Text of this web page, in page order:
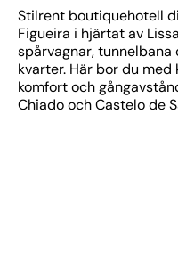
Stilrent boutiquehotell
Figueira i hjärtat av
spårvagnar,
kvarter. Här bor du
komfort och
Chiado och Castelo de